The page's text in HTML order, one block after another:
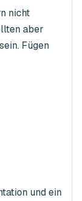
nicht
aber
Fügen
und ein